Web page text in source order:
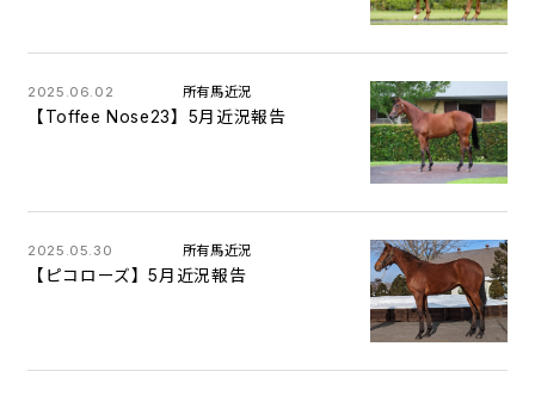
2025.06.02 所有馬近況
【Toffee Nose23】5月近況報告
2025.05.30 所有馬近況
【ピコローズ】5月近況報告